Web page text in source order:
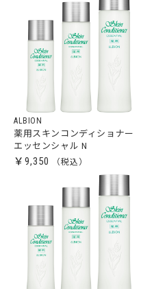
ALBION
薬用スキンコンディショナー
エッセンシャル N
￥9,350